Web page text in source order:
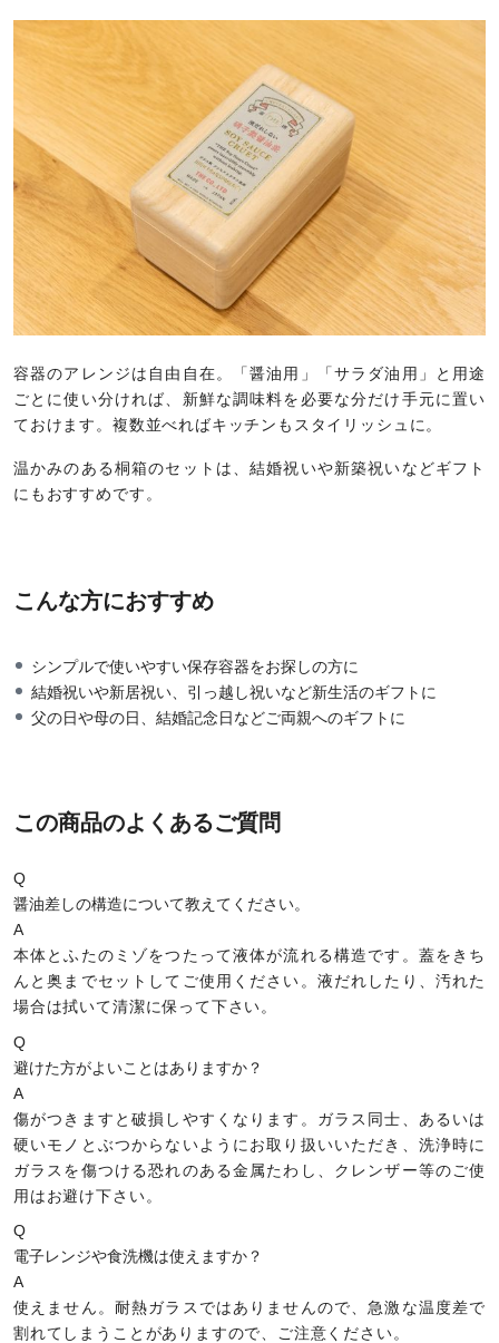
容器のアレンジは自由自在。「醤油用」「サラダ油用」と用途
ごとに使い分ければ、新鮮な調味料を必要な分だけ手元に置い
ておけます。複数並べればキッチンもスタイリッシュに。
温かみのある桐箱のセットは、結婚祝いや新築祝いなどギフト
にもおすすめです。
こんな方におすすめ
シンプルで使いやすい保存容器をお探しの方に
結婚祝いや新居祝い、引っ越し祝いなど新生活のギフトに
父の日や母の日、結婚記念日などご両親へのギフトに
この商品のよくあるご質問
Q
醤油差しの構造について教えてください。
A
本体とふたのミゾをつたって液体が流れる構造です。蓋をきち
んと奥までセットしてご使用ください。液だれしたり、汚れた
場合は拭いて清潔に保って下さい。
Q
避けた方がよいことはありますか？
A
傷がつきますと破損しやすくなります。ガラス同士、あるいは
硬いモノとぶつからないようにお取り扱いいただき、洗浄時に
ガラスを傷つける恐れのある金属たわし、クレンザー等のご使
用はお避け下さい。
Q
電子レンジや食洗機は使えますか？
A
使えません。耐熱ガラスではありませんので、急激な温度差で
割れてしまうことがありますので、ご注意ください。